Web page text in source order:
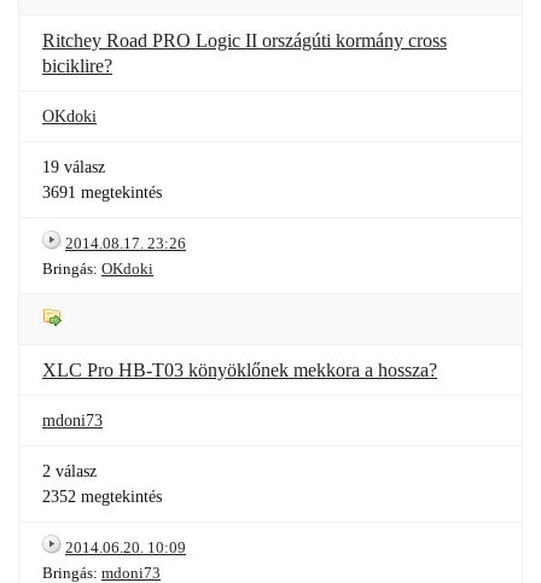
Ritchey Road PRO Logic II országúti kormány cross
biciklire?
OKdoki
19 válasz
3691 megtekintés
2014.08.17. 23:26
Bringás: OKdoki
XLC Pro HB-T03 könyöklőnek mekkora a hossza?
mdoni73
2 válasz
2352 megtekintés
2014.06.20. 10:09
Bringás: mdoni73